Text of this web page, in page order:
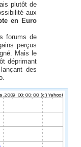
plutôt de
aux
en Euro
forums de
perçus
Mais le
déprimant
des